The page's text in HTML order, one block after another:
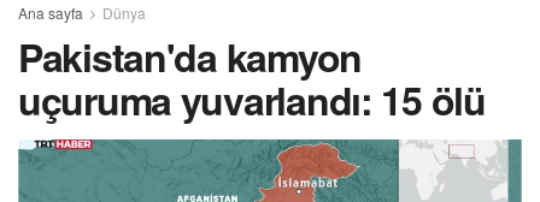
Ana sayfa Dünya
Pakistan'da kamyon
uçuruma yuvarlandı: 15 ölü